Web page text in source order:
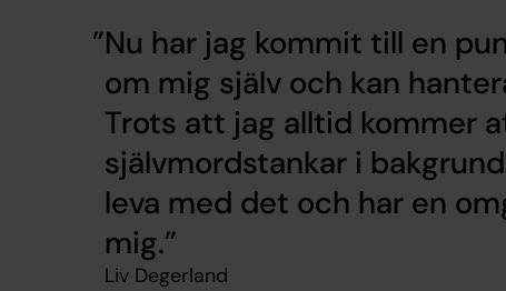
Nu har jag kommit till en
om mig själv och kan
Trots att jag alltid kommer
självmordstankar i
leva med det och har en
mig.
Liv Degerland